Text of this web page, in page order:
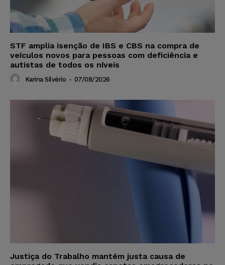
STF amplia isenção de IBS e CBS na compra de
veículos novos para pessoas com deficiência e
autistas de todos os níveis
Karina Silvério - 07/08/2026
Justiça do Trabalho mantém justa causa de